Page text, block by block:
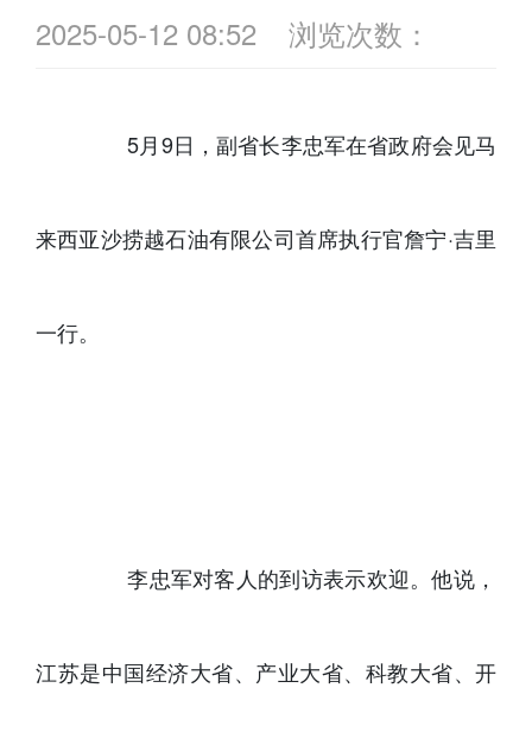
2025-05-12 08:52 浏览次数：
5月9日，副省长李忠军在省政府会见马
来西亚沙捞越石油有限公司首席执行官詹宁·吉里
一行。
李忠军对客人的到访表示欢迎。他说，
江苏是中国经济大省、产业大省、科教大省、开